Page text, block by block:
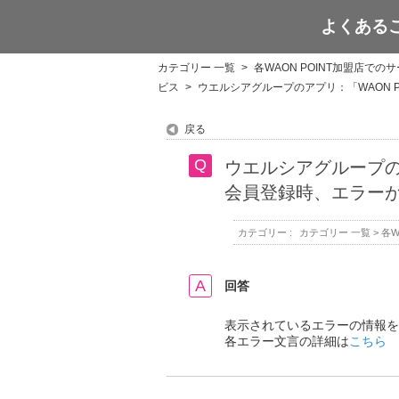
WAON POINT
よくある
カテゴリー 一覧 > 各WAON POINT加盟店での
ビス > ウエルシアグループのアプリ：「WAON
戻る
ウエルシアグループ
会員登録時、エラー
カテゴリー : カテゴリー 一覧 > 各
回答
表示されているエラーの情報を
各エラー文言の詳細はこちら